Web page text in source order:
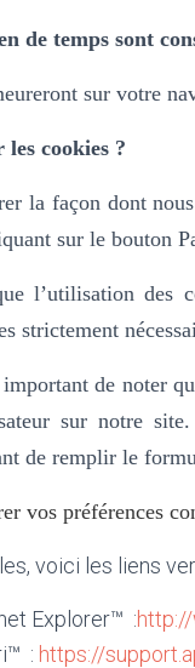
de temps sont
sur votre
cookies ?
la façon dont
sur le bouton
l’utilisation des
strictement
de noter
sur notre
de remplir le
vos préférences
voici les liens
Explorer™ :
: https://